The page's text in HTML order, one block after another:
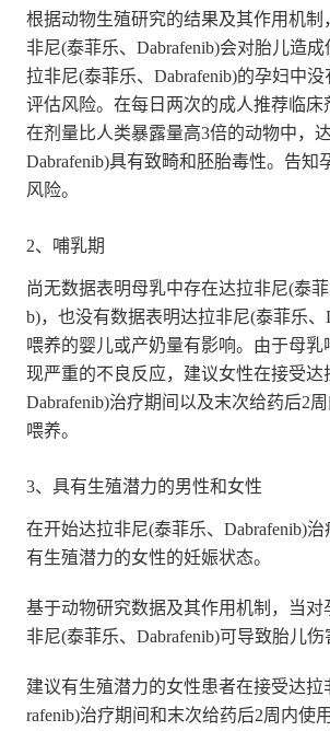
根据动物生殖研究的结果及其作用机制
非尼(泰菲乐、Dabrafenib)会对胎儿造
拉非尼(泰菲乐、Dabrafenib)的孕妇中
评估风险。在每日两次的成人推荐临床
在剂量比人类暴露量高3倍的动物中，
Dabrafenib)具有致畸和胚胎毒性。告知
风险。
2、哺乳期
尚无数据表明母乳中存在达拉非尼(泰菲
b)，也没有数据表明达拉非尼(泰菲乐、
喂养的婴儿或产奶量有影响。由于母乳
现严重的不良反应，建议女性在接受达
Dabrafenib)治疗期间以及末次给药后2
喂养。
3、具有生殖潜力的男性和女性
在开始达拉非尼(泰菲乐、Dabrafenib)
有生殖潜力的女性的妊娠状态。
基于动物研究数据及其作用机制，当对
非尼(泰菲乐、Dabrafenib)可导致胎儿伤
建议有生殖潜力的女性患者在接受达拉
rafenib)治疗期间和末次给药后2周内使